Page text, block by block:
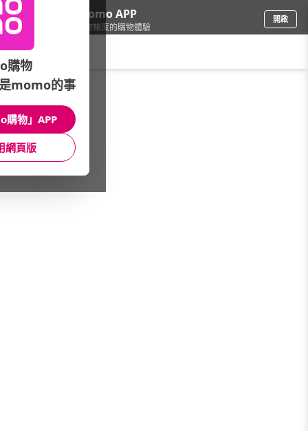
下載momo APP
給你3倍流暢度的購物體驗
開啟
品牌旗艦/勳風/最新活動
館長推薦 月銷量
購物
momo的事
購物」APP
網頁版